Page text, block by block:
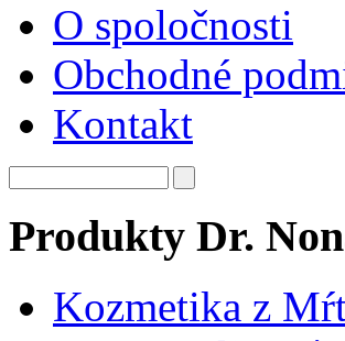
O spoločnosti
Obchodné
Kontakt
Produkty Dr.
Kozmetika z